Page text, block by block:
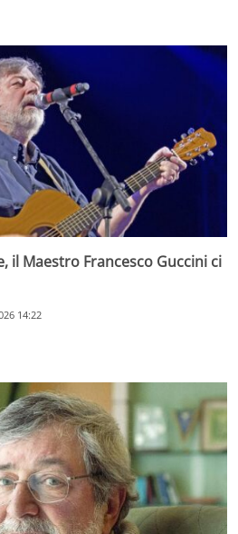
il Maestro Francesco Guccini ci
14:22